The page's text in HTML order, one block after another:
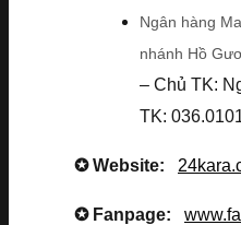
Ngân hàng
nhánh Hồ
– Chủ TK:
TK:
✪ Website:
✪ Fanpage: